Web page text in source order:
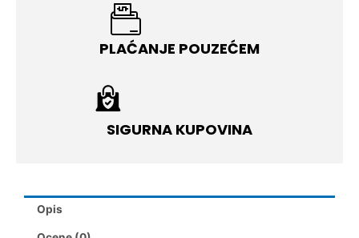
PLAĆANJE POUZEĆEM
SIGURNA KUPOVINA
Opis